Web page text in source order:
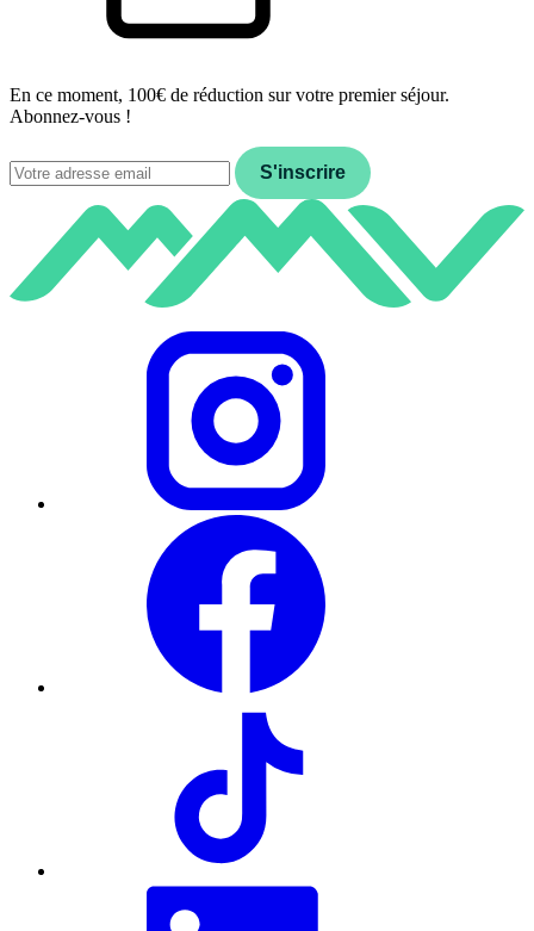
En ce moment, 100€ de réduction sur votre premier séjour.
Abonnez-vous !
S'inscrire